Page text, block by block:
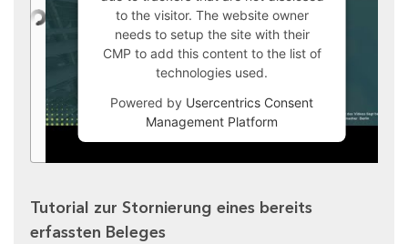
to the visitor. The website owner
needs to setup the site with their
CMP to add this content to the list of
technologies used.
Powered by Usercentrics Consent
Management Platform
Tutorial zur Stornierung eines bereits
erfassten Beleges